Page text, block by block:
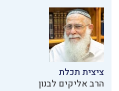
ציצית תכלת
הרב אליקים לבנון